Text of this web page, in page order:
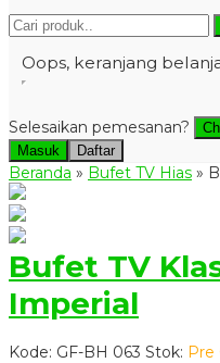
Oops, keranjang
Selesaikan pemesanan?
Masuk
Daftar
Beranda » Bufet TV Hias »
Bufet TV
Imperial
Kode: GF-BH 063 Stok: Pre